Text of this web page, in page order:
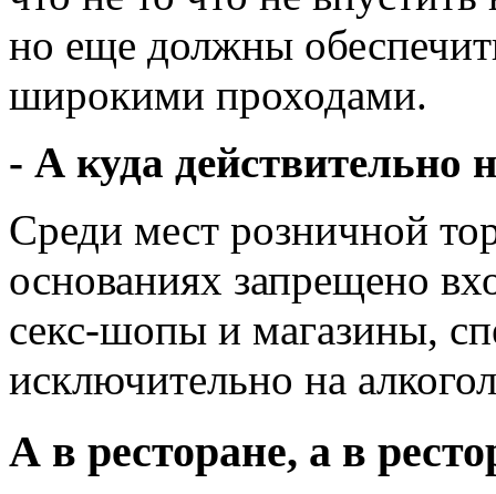
но еще должны
широкими проходами.
- А куда действительно
Среди мест розничной
основаниях запрещено
секс-шопы и магазины,
исключительно на
А в ресторане, а в